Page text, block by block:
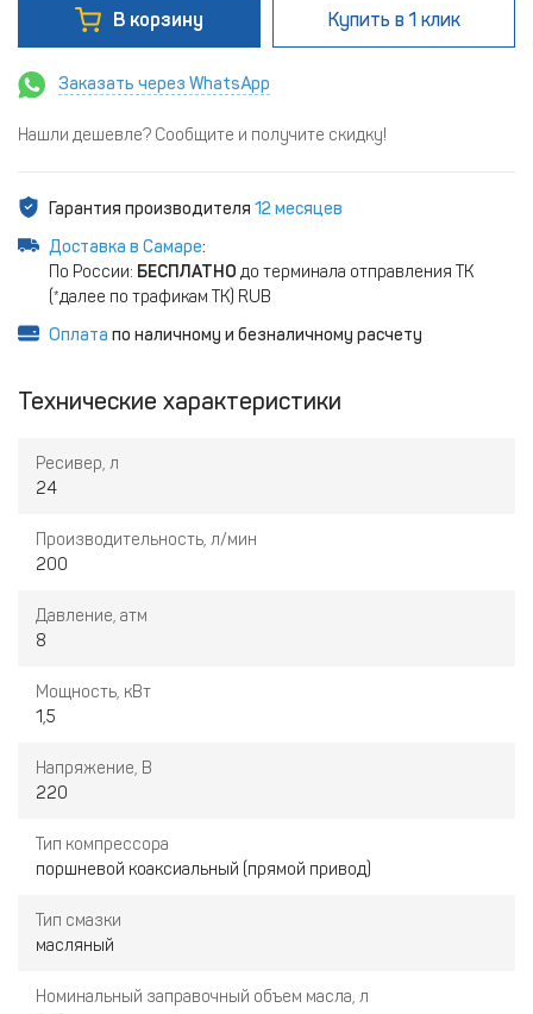
В корзину Купить в 1 клик
Заказать через WhatsApp
Нашли дешевле? Сообщите и получите скидку!
Гарантия производителя 12 месяцев
Доставка в Самаре:
По России: БЕСПЛАТНО до терминала отправления ТК
(*далее по трафикам ТК) RUB
Оплата по наличному и безналичному расчету
Технические характеристики
Ресивер, л
24
Производительность, л/мин
200
Давление, атм
8
Мощность, кВт
1,5
Напряжение, В
220
Тип компрессора
поршневой коаксиальный (прямой привод)
Тип смазки
масляный
Номинальный заправочный объем масла, л